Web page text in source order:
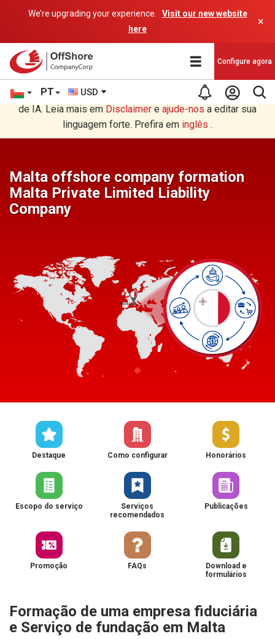
We’re upgrading your experience.
Visit our new website
here
×
PT USD
Configure agora
Você está lendo em Português tradução por um programa
de IA. Leia mais em Disclaimer e ajude-nos a editar sua
linguagem forte. Prefira em inglês .
Malta offshore company formation
Malta Private Limited Liability
Company
Destaque Como configurar Honorários
Escopo do serviço
Serviços
recomendados
Publicações
Promoção FAQs
Download e
formulários
Formação de uma empresa fiduciária
e Serviço de fundação em Malta